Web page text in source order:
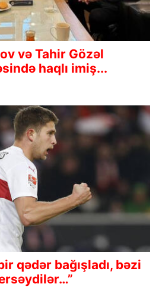
və Tahir Gözəl
haqlı imiş...
qədər bağışladı, bəzi